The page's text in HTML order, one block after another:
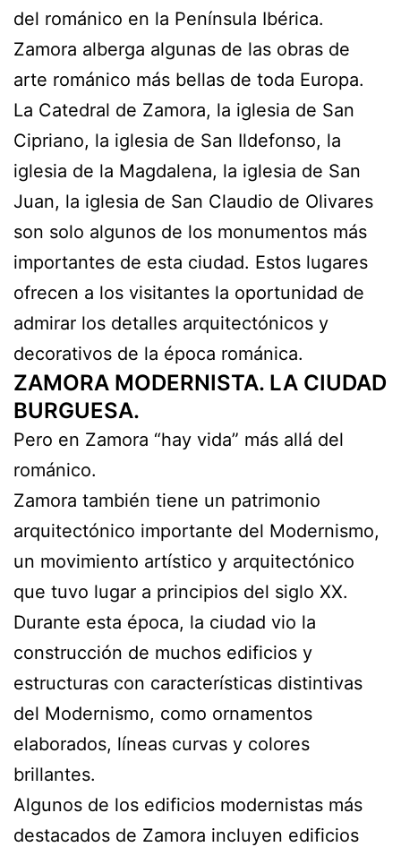
del románico en la Península Ibérica.
Zamora alberga algunas de las obras de
arte románico más bellas de toda Europa.
La Catedral de Zamora, la iglesia de San
Cipriano, la iglesia de San Ildefonso, la
iglesia de la Magdalena, la iglesia de San
Juan, la iglesia de San Claudio de Olivares
son solo algunos de los monumentos más
importantes de esta ciudad. Estos lugares
ofrecen a los visitantes la oportunidad de
admirar los detalles arquitectónicos y
decorativos de la época románica.
ZAMORA MODERNISTA. LA CIUDAD
BURGUESA.
Pero en Zamora “hay vida” más allá del
románico.
Zamora también tiene un patrimonio
arquitectónico importante del Modernismo,
un movimiento artístico y arquitectónico
que tuvo lugar a principios del siglo XX.
Durante esta época, la ciudad vio la
construcción de muchos edificios y
estructuras con características distintivas
del Modernismo, como ornamentos
elaborados, líneas curvas y colores
brillantes.
Algunos de los edificios modernistas más
destacados de Zamora incluyen edificios